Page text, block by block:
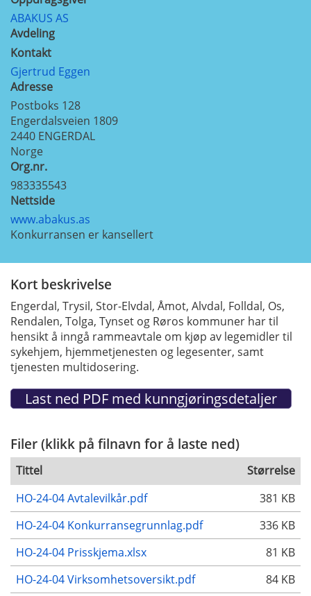
ABAKUS AS
Avdeling
Kontakt
Gjertrud Eggen
Adresse
Postboks 128
Engerdalsveien 1809
2440 ENGERDAL
Norge
Org.nr.
983335543
Nettside
www.abakus.as
Konkurransen er kansellert
Kort beskrivelse
Engerdal, Trysil, Stor-Elvdal, Åmot, Alvdal, Folldal, Os,
Rendalen, Tolga, Tynset og Røros kommuner har til
hensikt å inngå rammeavtale om kjøp av legemidler til
sykehjem, hjemmetjenesten og legesenter, samt
tjenesten multidosering.
Filer (klikk på filnavn for å laste ned)
Tittel
Størrelse
HO-24-04 Avtalevilkår.pdf
381 KB
HO-24-04 Konkurransegrunnlag.pdf
336 KB
HO-24-04 Prisskjema.xlsx
81 KB
HO-24-04 Virksomhetsoversikt.pdf
84 KB